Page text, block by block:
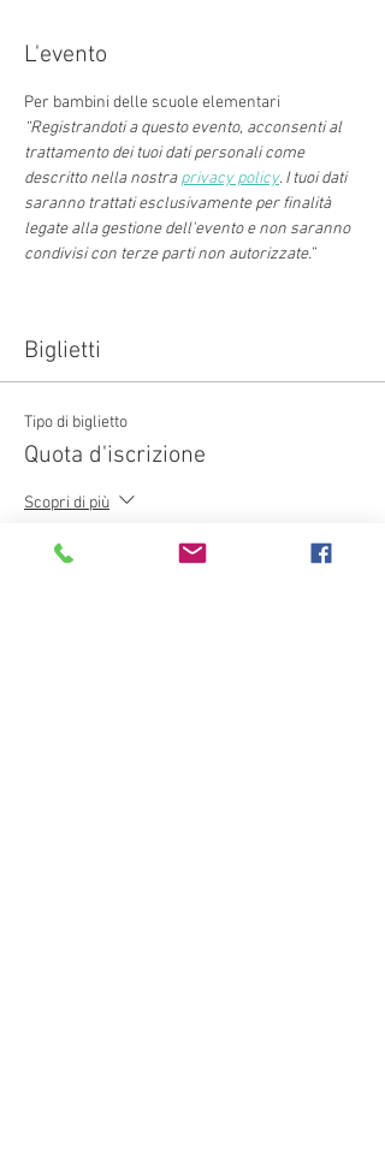
L'evento
Per bambini delle scuole elementari
“Registrandoti a questo evento, acconsenti al
trattamento dei tuoi dati personali come
descritto nella nostra privacy policy. I tuoi dati
saranno trattati esclusivamente per finalità
legate alla gestione dell'evento e non saranno
condivisi con terze parti non autorizzate.”
Biglietti
Tipo di biglietto
Quota d'iscrizione
Scopri di più
Prezzo